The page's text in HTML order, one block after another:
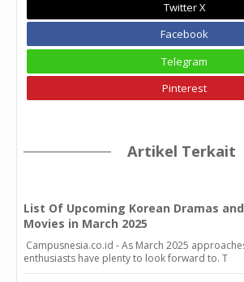
Twitter X
Facebook
Telegram
Pinterest
Artikel Terkait
List Of Upcoming Korean Dramas
Movies in March 2025
Campusnesia.co.id - As March 2025
enthusiasts have plenty to look forward to. T